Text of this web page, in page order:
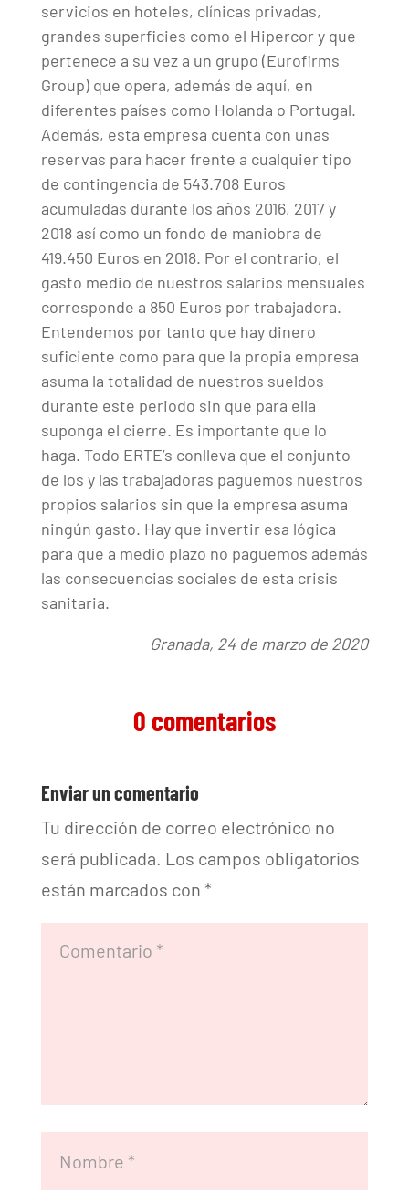
servicios en hoteles, clínicas privadas,
grandes superficies como el Hipercor y que
pertenece a su vez a un grupo (Eurofirms
Group) que opera, además de aquí, en
diferentes países como Holanda o Portugal.
Además, esta empresa cuenta con unas
reservas para hacer frente a cualquier tipo
de contingencia de 543.708 Euros
acumuladas durante los años 2016, 2017 y
2018 así como un fondo de maniobra de
419.450 Euros en 2018. Por el contrario, el
gasto medio de nuestros salarios mensuales
corresponde a 850 Euros por trabajadora.
Entendemos por tanto que hay dinero
suficiente como para que la propia empresa
asuma la totalidad de nuestros sueldos
durante este periodo sin que para ella
suponga el cierre. Es importante que lo
haga. Todo ERTE’s conlleva que el conjunto
de los y las trabajadoras paguemos nuestros
propios salarios sin que la empresa asuma
ningún gasto. Hay que invertir esa lógica
para que a medio plazo no paguemos además
las consecuencias sociales de esta crisis
sanitaria.
Granada, 24 de marzo de 2020
0 comentarios
Enviar un comentario
Tu dirección de correo electrónico no
será publicada. Los campos obligatorios
están marcados con *